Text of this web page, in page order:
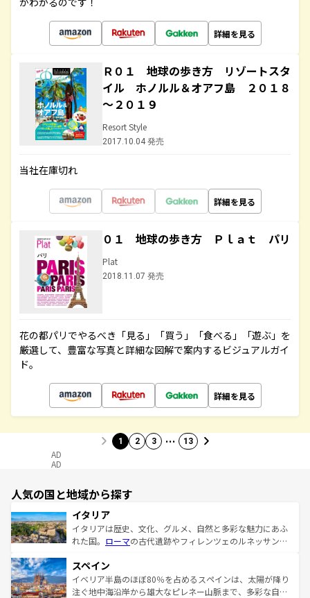
詳細を見る
Ｒ０１ 地球の歩き方 リゾートスタ
イル ホノルル＆オアフ島 ２０１８
～２０１９
Resort Style
2017.10.04 発売
当社在庫切れ
詳細を見る
０１ 地球の歩き方 Ｐｌａｔ パリ
Plat
2018.11.07 発売
花の都パリでやるべき「見る」「買う」「食べる」「遊ぶ」を
厳選して、豊富な写真と詳細な図解で案内するビジュアルガイ
ド。
詳細を見る
1 2 3 … 13
AD
AD
人気の国と地域から探す
イタリア
イタリアは歴史、文化、グルメ、自然と多彩な魅力にあふ
れた国。 ローマの古代遺跡やフィレンツェのルネッサンス
ろん、トスカーナの美しい田園風景やアマルフィ海岸の絶
景など、自然景観も見逃せない。観光の合間には、本場の
ピザやパスタなど、絶品のイタリア料理を堪能することも
スペイン
イベリア半島のほぼ80％を占めるスペインは、太陽が降り
注ぐ地中海沿岸から雄大なピレネー山脈まで、多彩な自然